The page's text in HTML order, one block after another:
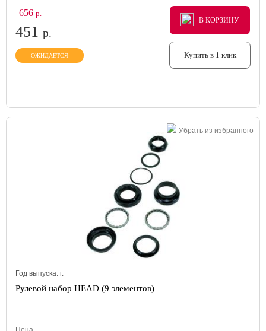
656р.
451 р.
ОЖИДАЕТСЯ
В КОРЗИНУ
В КОРЗИНУ
В КОРЗИНУ
Купить в 1 клик
Убрать из избранного
Год выпуска: г.
Рулевой набор HEAD (9 элементов)